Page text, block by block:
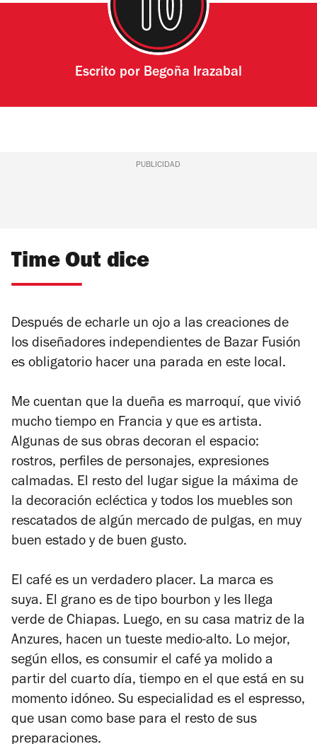
Escrito por Begoña Irazabal
PUBLICIDAD
Time Out dice
Después de echarle un ojo a las creaciones de
los diseñadores independientes de Bazar Fusión
es obligatorio hacer una parada en este local.
Me cuentan que la dueña es marroquí, que vivió
mucho tiempo en Francia y que es artista.
Algunas de sus obras decoran el espacio:
rostros, perfiles de personajes, expresiones
calmadas. El resto del lugar sigue la máxima de
la decoración ecléctica y todos los muebles son
rescatados de algún mercado de pulgas, en muy
buen estado y de buen gusto.
El café es un verdadero placer. La marca es
suya. El grano es de tipo bourbon y les llega
verde de Chiapas. Luego, en su casa matriz de la
Anzures, hacen un tueste medio-alto. Lo mejor,
según ellos, es consumir el café ya molido a
partir del cuarto día, tiempo en el que está en su
momento idóneo. Su especialidad es el espresso,
que usan como base para el resto de sus
preparaciones.